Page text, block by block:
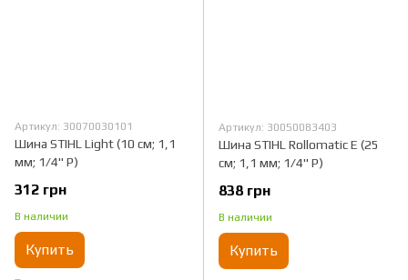
Артикул: 30070030101
Шина STIHL Light (10 см; 1,1
мм; 1/4" Р)
312 грн
В наличии
Купить
Артикул: 30050083403
Шина STIHL Rollomatic E (25
см; 1,1 мм; 1/4" Р)
838 грн
В наличии
Купить